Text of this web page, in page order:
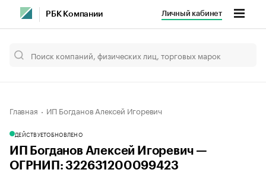
РБК Компании Личный кабинет
Главная ИП Богданов Алексей Игоревич
ДЕЙСТВУЕТОБНОВЛЕНО
ИП Богданов Алексей Игоревич —
ОГРНИП: 322631200099423